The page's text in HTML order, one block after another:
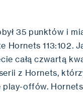
35 punktów i
Hornets 113:102.
całą czwartą
z Hornets,
offów.